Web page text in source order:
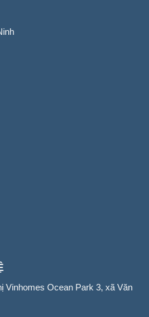
Vinhomes Ocean Park 3, xã Văn